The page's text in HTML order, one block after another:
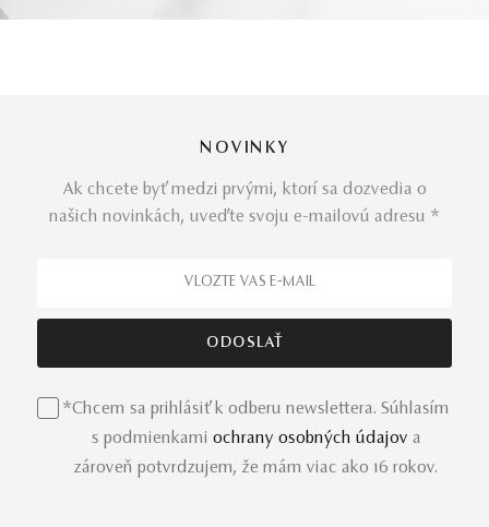
NOVINKY
Ak chcete byť medzi prvými, ktorí sa dozvedia o
našich novinkách, uveďte svoju e-mailovú adresu *
*Chcem sa prihlásiť k odberu newslettera. Súhlasím
s podmienkami ochrany osobných údajov a
zároveň potvrdzujem, že mám viac ako 16 rokov.